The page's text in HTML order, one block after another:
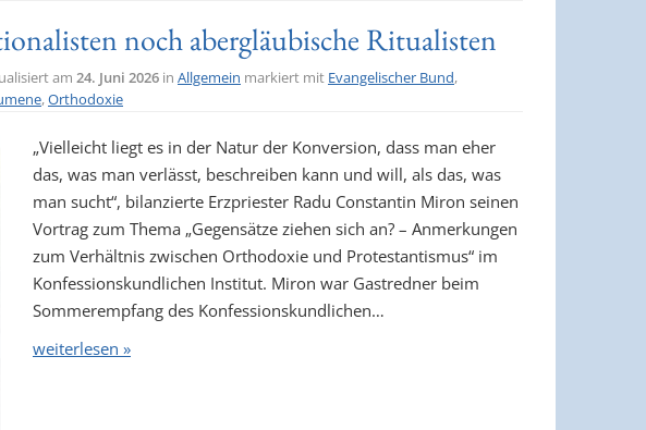
noch abergläubische Ritualisten
am 24. Juni 2026 in Allgemein markiert mit Evangelischer Bund,
,Orthodoxie
„Vielleicht liegt es in der Natur der Konversion, dass man eher
das, was man verlässt, beschreiben kann und will, als das, was
man sucht“, bilanzierte Erzpriester Radu Constantin Miron seinen
Vortrag zum Thema „Gegensätze ziehen sich an? – Anmerkungen
zum Verhältnis zwischen Orthodoxie und Protestantismus“ im
Konfessionskundlichen Institut. Miron war Gastredner beim
Sommerempfang des Konfessionskundlichen…
weiterlesen »